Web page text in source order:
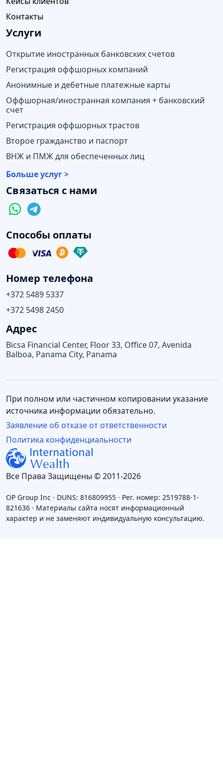
Контакты
Услуги
Открытие иностранных банковских счетов
Регистрация оффшорных компаний
Анонимные и дебетные платежные карты
Оффшорная/иностранная компания + банковский
счет
Регистрация оффшорных трастов
Второе гражданство и паспорт
ВНЖ и ПМЖ для обеспеченных лиц
Больше услуг >
Связаться с нами
Способы оплаты
Номер телефона
+372 5489 5337
+372 5498 2450
Адрес
Bicsa Financial Center, Floor 33, Office 07, Avenida
Balboa, Panama City, Panama
Все Права Защищены © 2011-2026
Политика конфиденциальности
При полном или частичном копировании указание
источника информации обязательно.
Заявление об отказе от ответственности
OP Group Inc · DUNS: 816809955 · Рег. номер: 2519788-1-
821636 · Материалы сайта носят информационный
характер и не заменяют индивидуальную консультацию.